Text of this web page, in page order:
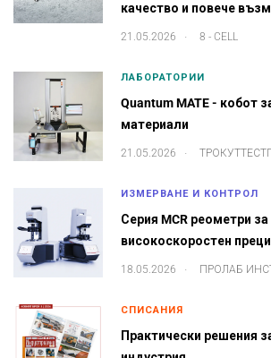
качество и повече
21.05.2026 8 - CELL
ЛАБОРАТОРИИ
Quantum MATE - кобот
материали
21.05.2026
ИЗМЕРВАНЕ И КОНТРОЛ
Серия MCR реометри за
високоскоростен
18.05.2026 ПРОЛАБ
СПИСАНИЯ
Практически решения